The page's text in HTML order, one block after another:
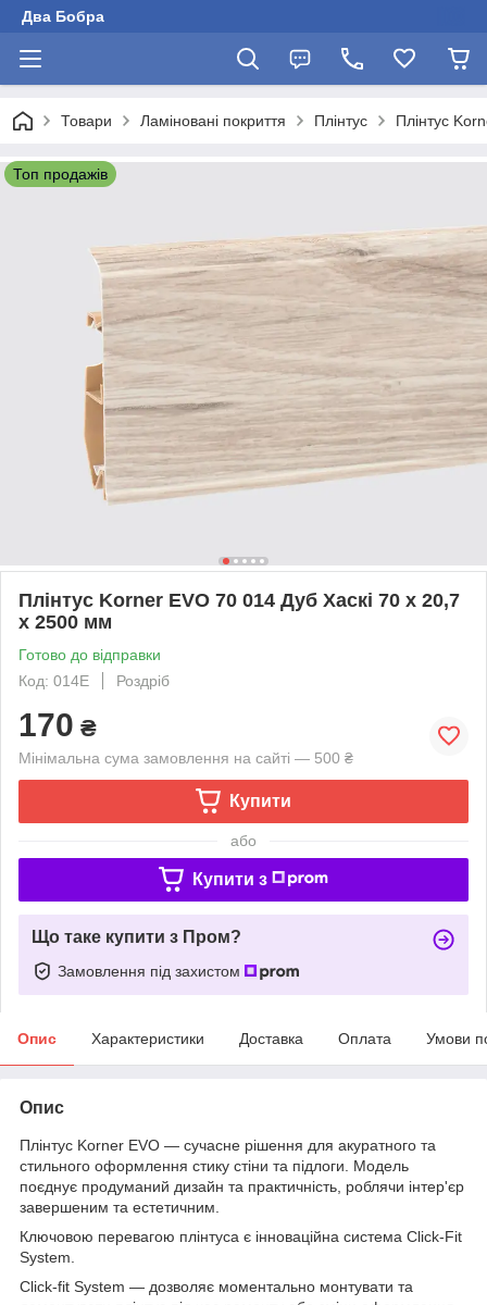
Два Бобра
Товари Ламіновані покриття Плінтус Плінтус
Топ продажів
Плінтус Korner EVO 70 014 Дуб Хаскі 70 х 20,7
х 2500 мм
Готово до відправки
Код: 014E
Роздріб
170 ₴
Мінімальна сума замовлення на сайті — 500 ₴
Купити
або
Купити з
Що таке купити з Пром?
Замовлення під захистом
Опис Характеристики Доставка Оплата Умови
Опис
Плінтус Korner EVO — сучасне рішення для акуратного та
стильного оформлення стику стіни та підлоги. Модель
поєднує продуманий дизайн та практичність, роблячи інтер'єр
завершеним та естетичним.
Ключовою перевагою плінтуса є інноваційна система Click-Fit
System.
Click-fit System — дозволяє моментально монтувати та